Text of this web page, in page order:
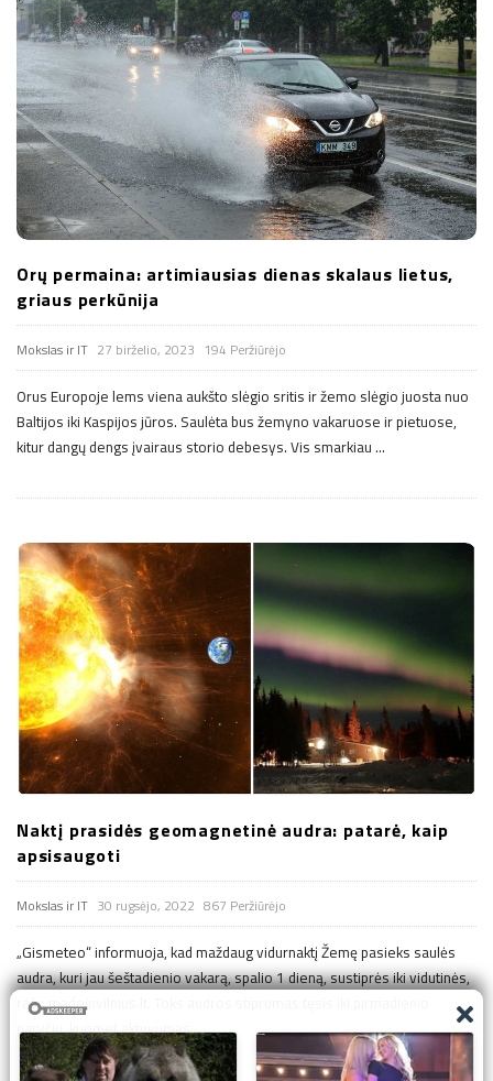
Orų permaina: artimiausias dienas skalaus lietus,
griaus perkūnija
Mokslas ir IT 27 birželio, 2023 194 Peržiūrėjo
Orus Europoje lems viena aukšto slėgio sritis ir žemo slėgio juosta nuo
Baltijos iki Kaspijos jūros. Saulėta bus žemyno vakaruose ir pietuose,
kitur dangų dengs įvairaus storio debesys. Vis smarkiau …
Naktį prasidės geomagnetinė audra: patarė, kaip
apsisaugoti
Mokslas ir IT 30 rugsėjo, 2022 867 Peržiūrėjo
„Gismeteo“ informuoja, kad maždaug vidurnaktį Žemę pasieks saulės
audra, kuri jau šeštadienio vakarą, spalio 1 dieną, sustiprės iki vidutinės,
rašo madeinvilnius.lt. Toks audros stiprumas tęsis iki pirmadienio
paryčių, kuomet aktyvumas…